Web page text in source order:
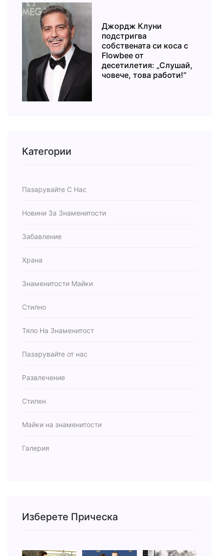
Джордж Клуни
подстригва
собствената си коса с
Flowbee от
десетилетия: „Слушай,
човече, това работи!“
Категории
Пазарувайте С Нас
Новини За Знаменитости
Забавление
Храна
Знаменитости Майки
Стилно
Тяло На Знаменитост
Пазарувайте от нас
Развлечение
Стилен
Майки на знаменитости
Галерия
Изберете Прическа